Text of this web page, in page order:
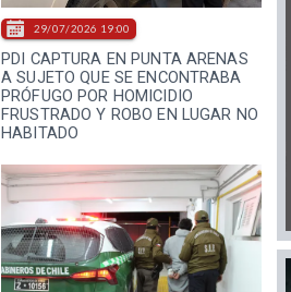
PDI CAPTURA EN PUNTA ARENAS
A SUJETO QUE SE ENCONTRABA
PRÓFUGO POR HOMICIDIO
FRUSTRADO Y ROBO EN LUGAR NO
HABITADO
29/07/2026 19:00